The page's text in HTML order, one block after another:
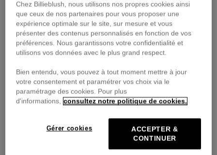
Pantalon de joggingencre
dès 49,00 €
Payez en 4 fois sans frais avec
🔒Paiement sécurisé & retours faciles
DESCRIPTION
COMPOSITION
Chez Billieblush, nous utilisons nos propres cookies ainsi
que ceux de nos partenaires pour vous proposer une
expérience optimale sur le site, sur mesure et vous
présenter des contenus personnalisés en fonction de vos
préférences. Nous garantissons votre confidentialité et
utilisons vos données avec le plus grand respect.
Bien entendu, vous pouvez à tout moment mettre à jour
votre consentement et paramétrer vos choix via le
paramétrage des cookies. Pour plus
d'informations, consultez notre politique de cookies.
Gérer cookies
ACCEPTER &
CONTINUER